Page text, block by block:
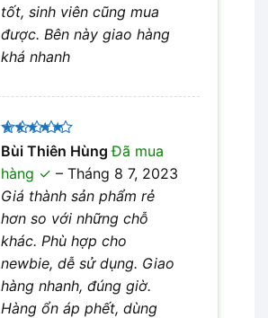
tốt, sinh viên cũng mua
được. Bên này giao hàng
khá nhanh
Được xếp
hạng 55
sao
Bùi Thiên HùngĐã mua
hàng
– Tháng 8 7, 2023
Giá thành sản phẩm rẻ
hơn so với những chỗ
khác. Phù hợp cho
newbie, dễ sử dụng. Giao
hàng nhanh, đúng giờ.
Hàng ổn áp phết, dùng